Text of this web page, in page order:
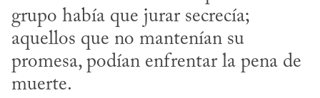
grupo había que jurar secrecía;
aquellos que no mantenían su
promesa, podían enfrentar la pena de
muerte.